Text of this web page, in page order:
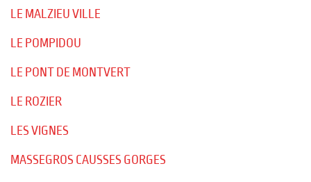
LE MALZIEU VILLE
LE POMPIDOU
LE PONT DE MONTVERT
LE ROZIER
LES VIGNES
MASSEGROS CAUSSES GORGES